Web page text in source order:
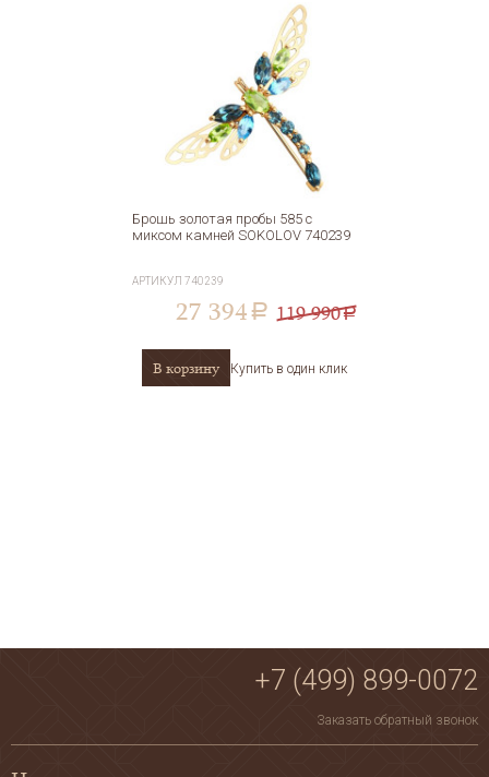
Брошь золотая пробы 585 с
миксом камней SOKOLOV 740239
АРТИКУЛ740239
27 394 a 119 990a
В корзину Купить в один клик
+7 (499) 899-0072
Заказать обратный звонок